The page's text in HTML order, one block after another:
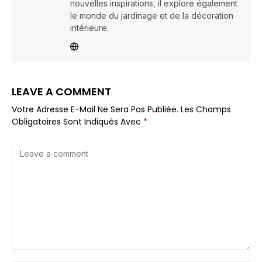
nouvelles inspirations, il explore également
le monde du jardinage et de la décoration
intérieure.
LEAVE A COMMENT
Votre Adresse E-Mail Ne Sera Pas Publiée. Les Champs
Obligatoires Sont Indiqués Avec *